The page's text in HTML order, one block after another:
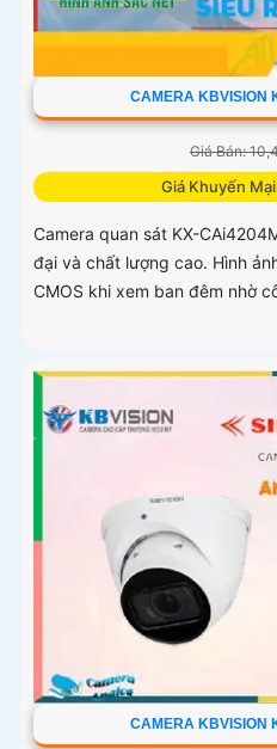
CAMERA KBVISION
Giá Bán:
Giá Khuyến
Camera quan sát KX-
đại và chất lượng cao. Hình
CMOS khi xem ban đêm nhờ
CAMERA KBVISION